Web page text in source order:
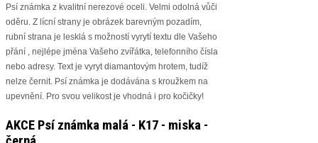
Psí známka z kvalitní nerezové oceli. Velmi odolná vůči
oděru. Z lícní strany je obrázek barevným pozadím,
rubní strana je lesklá s možností vyrytí textu dle Vašeho
přání , nejlépe jména Vašeho zvířátka, telefonního čísla
nebo adresy. Text je vyryt diamantovým hrotem, tudíž
nelze černit. Psí známka je dodávána s kroužkem na
upevnění. Pro svou velikost je vhodná i pro kočičky!
AKCE Psí známka malá - K17 - miska -